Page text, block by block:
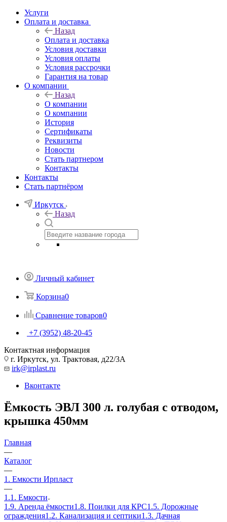
Услуги
Оплата и доставка
Назад
Оплата и доставка
Условия доставки
Условия оплаты
Условия рассрочки
Гарантия на товар
О компании
Назад
О компании
О компании
История
Сертификаты
Реквизиты
Новости
Стать партнером
Контакты
Контакты
Стать партнёром
Иркутск
Назад
Личный кабинет
Корзина0
Сравнение товаров0
+7 (3952) 48-20-45
Контактная информация
г. Иркутск, ул. Трактовая, д22/3А
irk@irplast.ru
Вконтакте
Ёмкость ЭВЛ 300 л. голубая с отводом,
крышка 450мм
Главная
—
Каталог
—
1. Емкости Ирпласт
—
1.1. Емкости
1.9. Аренда ёмкости1.8. Поилки для КРС1.5. Дорожные
ограждения1.2. Канализация и септики1.3. Дачная